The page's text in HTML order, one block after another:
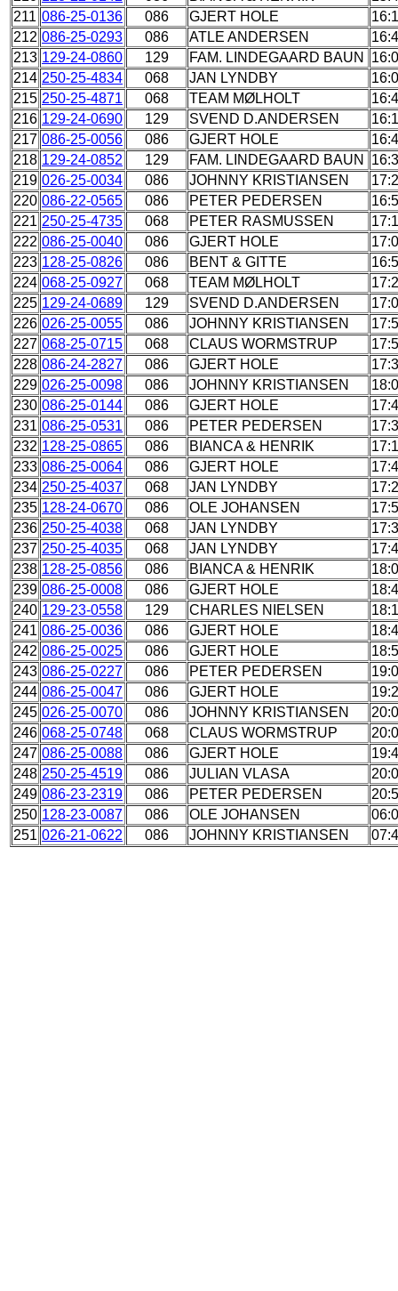
211 086-25-0136 086 GJERT HOLE
212 086-25-0293 086 ATLE ANDERSEN
213 129-24-0860 129 FAM. LINDEGAARD BAUN
214 250-25-4834 068 JAN LYNDBY
215 250-25-4871 068 TEAM MØLHOLT
216 129-24-0690 129 SVEND D.ANDERSEN
217 086-25-0056 086 GJERT HOLE
218 129-24-0852 129 FAM. LINDEGAARD BAUN
219 026-25-0034 086 JOHNNY KRISTIANSEN
220 086-22-0565 086 PETER PEDERSEN
221 250-25-4735 068 PETER RASMUSSEN
222 086-25-0040 086 GJERT HOLE
223 128-25-0826 086 BENT & GITTE
224 068-25-0927 068 TEAM MØLHOLT
225 129-24-0689 129 SVEND D.ANDERSEN
226 026-25-0055 086 JOHNNY KRISTIANSEN
227 068-25-0715 068 CLAUS WORMSTRUP
228 086-24-2827 086 GJERT HOLE
229 026-25-0098 086 JOHNNY KRISTIANSEN
230 086-25-0144 086 GJERT HOLE
231 086-25-0531 086 PETER PEDERSEN
232 128-25-0865 086 BIANCA & HENRIK
233 086-25-0064 086 GJERT HOLE
234 250-25-4037 068 JAN LYNDBY
235 128-24-0670 086 OLE JOHANSEN
236 250-25-4038 068 JAN LYNDBY
237 250-25-4035 068 JAN LYNDBY
238 128-25-0856 086 BIANCA & HENRIK
239 086-25-0008 086 GJERT HOLE
240 129-23-0558 129 CHARLES NIELSEN
241 086-25-0036 086 GJERT HOLE
242 086-25-0025 086 GJERT HOLE
243 086-25-0227 086 PETER PEDERSEN
244 086-25-0047 086 GJERT HOLE
245 026-25-0070 086 JOHNNY KRISTIANSEN
246 068-25-0748 068 CLAUS WORMSTRUP
247 086-25-0088 086 GJERT HOLE
248 250-25-4519 086 JULIAN VLASA
249 086-23-2319 086 PETER PEDERSEN
250 128-23-0087 086 OLE JOHANSEN
251 026-21-0622 086 JOHNNY KRISTIANSEN